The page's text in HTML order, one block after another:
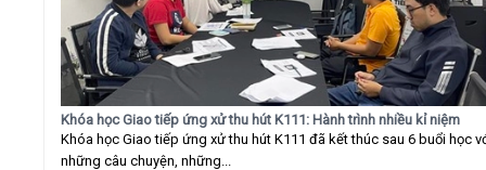
Khóa học Giao tiếp ứng xử thu hút K111: Hành trình nhiều kỉ niệm
Khóa học Giao tiếp ứng xử thu hút K111 đã kết thúc sau 6 buổi học
những câu chuyện, những...